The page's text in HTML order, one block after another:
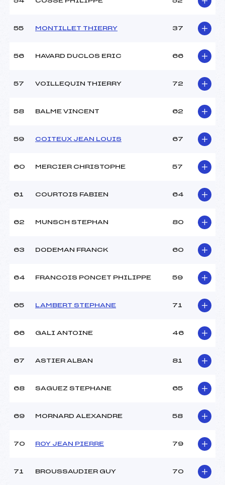
55 MONTILLET THIERRY 37
56 HAVARD DUCLOS ERIC 66
57 VOILLEQUIN THIERRY 72
58 BALME VINCENT 62
59 COITEUX JEAN LOUIS 67
60 MERCIER CHRISTOPHE 57
61 COURTOIS FABIEN 64
62 MUNSCH STEPHAN 80
63 DODEMAN FRANCK 60
64 FRANCOIS PONCET PHILIPPE 59
65 LAMBERT STEPHANE 71
66 GALI ANTOINE 46
67 ASTIER ALBAN 81
68 SAGUEZ STEPHANE 65
69 MORNARD ALEXANDRE 58
70 ROY JEAN PIERRE 79
71 BROUSSAUDIER GUY 70